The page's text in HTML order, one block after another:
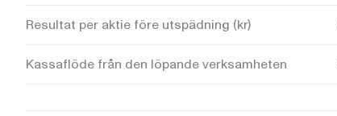
Resultat per aktie före utspädning (kr)
Kassaflöde från den löpande verksamheten